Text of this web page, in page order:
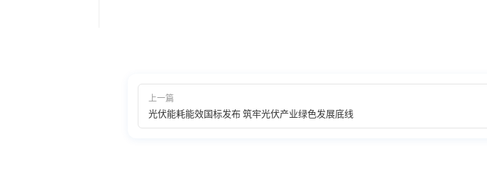
上一篇
光伏能耗能效国标发布 筑牢光伏产业绿色发展底线